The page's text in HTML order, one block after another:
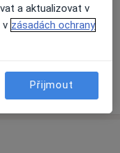
aktivní
a aktualizovat v
v zásadách ochrany
Přijmout